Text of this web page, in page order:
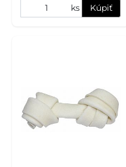
ks Kúpiť